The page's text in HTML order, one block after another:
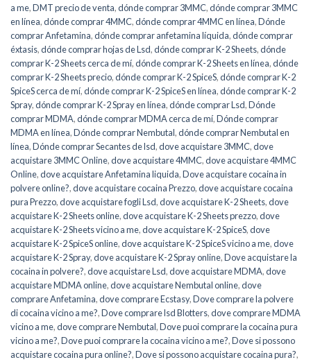
a me,DMT precio de venta,dónde comprar 3MMC,dónde comprar 3MMC
en línea,dónde comprar 4MMC,dónde comprar 4MMC en línea,Dónde
comprar Anfetamina,dónde comprar anfetamina líquida,dónde comprar
éxtasis,dónde comprar hojas de Lsd,dónde comprar K-2 Sheets,dónde
comprar K-2 Sheets cerca de mí,dónde comprar K-2 Sheets en línea,dónde
comprar K-2 Sheets precio,dónde comprar K-2 SpiceS,dónde comprar K-2
SpiceS cerca de mí,dónde comprar K-2 SpiceS en línea,dónde comprar K-2
Spray,dónde comprar K-2 Spray en línea,dónde comprar Lsd,Dónde
comprar MDMA,dónde comprar MDMA cerca de mí,Dónde comprar
MDMA en línea,Dónde comprar Nembutal,dónde comprar Nembutal en
línea,Dónde comprar Secantes de lsd,dove acquistare 3MMC,dove
acquistare 3MMC Online,dove acquistare 4MMC,dove acquistare 4MMC
Online,dove acquistare Anfetamina liquida,Dove acquistare cocaina in
polvere online?,dove acquistare cocaina Prezzo,dove acquistare cocaina
pura Prezzo,dove acquistare fogli Lsd,dove acquistare K-2 Sheets,dove
acquistare K-2 Sheets online,dove acquistare K-2 Sheets prezzo,dove
acquistare K-2 Sheets vicino a me,dove acquistare K-2 SpiceS,dove
acquistare K-2 SpiceS online,dove acquistare K-2 SpiceS vicino a me,dove
acquistare K-2 Spray,dove acquistare K-2 Spray online,Dove acquistare la
cocaina in polvere?,dove acquistare Lsd,dove acquistare MDMA,dove
acquistare MDMA online,dove acquistare Nembutal online,dove
comprare Anfetamina,dove comprare Ecstasy,Dove comprare la polvere
di cocaina vicino a me?,Dove comprare lsd Blotters,dove comprare MDMA
vicino a me,dove comprare Nembutal,Dove puoi comprare la cocaina pura
vicino a me?,Dove puoi comprare la cocaina vicino a me?,Dove si possono
acquistare cocaina pura online?,Dove si possono acquistare cocaina pura?,